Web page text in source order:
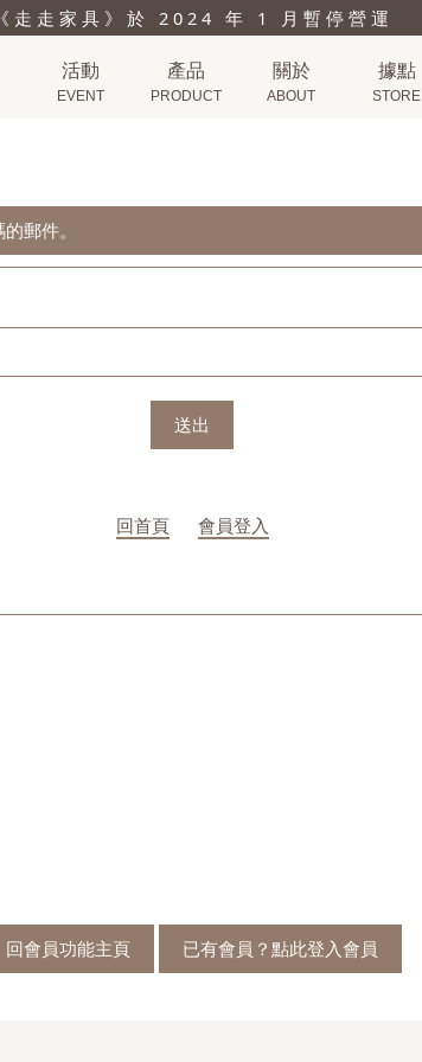
《走走家具》於 2024 年 1 月暫停營運
活動
EVENT
產品
PRODUCT
關於
ABOUT
據點
STORE
郵件。
送出
回首頁 會員登入
回會員功能主頁 已有會員？點此登入會員